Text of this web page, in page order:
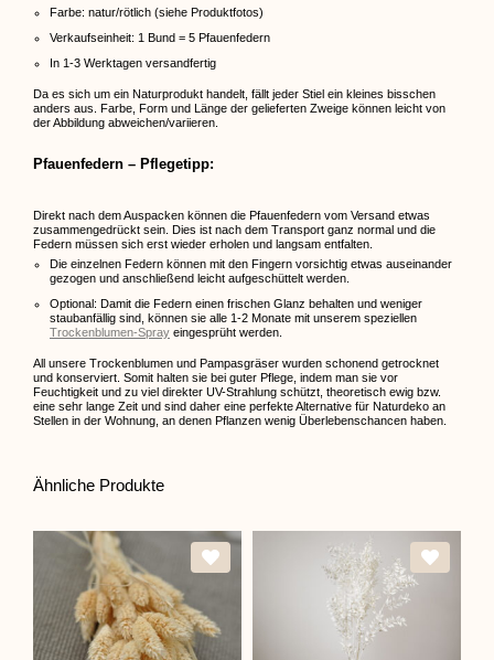
Farbe: natur/rötlich (siehe Produktfotos)
Verkaufseinheit: 1 Bund = 5 Pfauenfedern
In 1-3 Werktagen versandfertig
Da es sich um ein Naturprodukt handelt, fällt jeder Stiel ein kleines bisschen
anders aus. Farbe, Form und Länge der gelieferten Zweige können leicht von
der Abbildung abweichen/variieren.
Pfauenfedern – Pflegetipp:
Direkt nach dem Auspacken können die Pfauenfedern vom Versand etwas
zusammengedrückt sein. Dies ist nach dem Transport ganz normal und die
Federn müssen sich erst wieder erholen und langsam entfalten.
Die einzelnen Federn können mit den Fingern vorsichtig etwas auseinander
gezogen und anschließend leicht aufgeschüttelt werden.
Optional: Damit die Federn einen frischen Glanz behalten und weniger
staubanfällig sind, können sie alle 1-2 Monate mit unserem speziellen
Trockenblumen-Spray eingesprüht werden.
All unsere Trockenblumen und Pampasgräser wurden schonend getrocknet
und konserviert. Somit halten sie bei guter Pflege, indem man sie vor
Feuchtigkeit und zu viel direkter UV-Strahlung schützt, theoretisch ewig bzw.
eine sehr lange Zeit und sind daher eine perfekte Alternative für Naturdeko an
Stellen in der Wohnung, an denen Pflanzen wenig Überlebenschancen haben.
Ähnliche Produkte